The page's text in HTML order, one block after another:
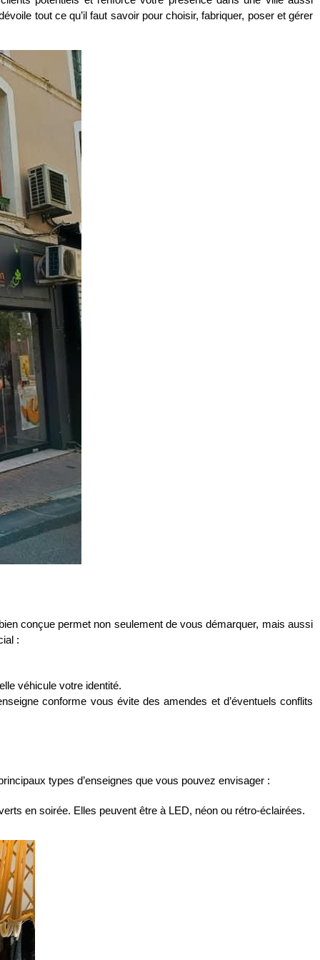
tout ce qu’il faut savoir pour choisir, fabriquer, poser et gérer
conçue permet non seulement de vous démarquer, mais aussi
:
véhicule votre identité.
conforme vous évite des amendes et d’éventuels conflits
types d’enseignes que vous pouvez envisager :
en soirée. Elles peuvent être à LED, néon ou rétro-éclairées.